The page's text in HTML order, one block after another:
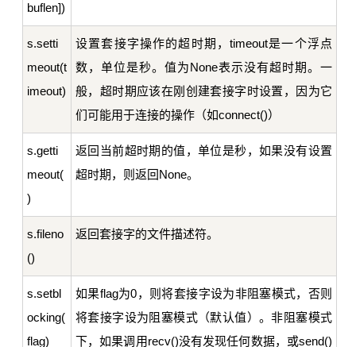
buflen])
s.setti
meout(t
imeout)
设置套接字操作的超时期，timeout是一个浮点
数，单位是秒。值为None表示没有超时期。一
般，超时期应该在刚创建套接字时设置，因为它
们可能用于连接的操作（如connect()）
s.getti
meout(
)
返回当前超时期的值，单位是秒，如果没有设置
超时期，则返回None。
s.fileno
()
返回套接字的文件描述符。
s.setbl
ocking(
flag)
如果flag为0，则将套接字设为非阻塞模式，否则
将套接字设为阻塞模式（默认值）。非阻塞模式
下，如果调用recv()没有发现任何数据，或send()